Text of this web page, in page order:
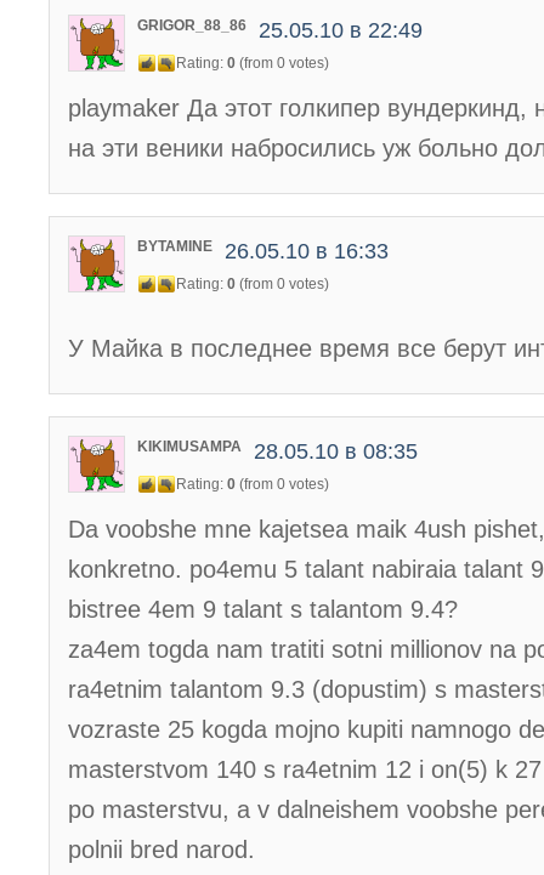
GRIGOR_88_86 25.05.10 в 22:49
Rating: 0 (from 0 votes)
playmaker Да этот голкипер вундеркинд,
на эти веники набросились уж больно
BYTAMINE 26.05.10 в 16:33
Rating: 0 (from 0 votes)
У Майка в последнее время все берут
KIKIMUSAMPA 28.05.10 в 08:35
Rating: 0 (from 0 votes)
Da voobshe mne kajetsea maik 4ush
konkretno. po4emu 5 talant nabiraia talant
bistree 4em 9 talant s talantom 9.4?
za4em togda nam tratiti sotni millionov na
ra4etnim talantom 9.3 (dopustim) s
vozraste 25 kogda mojno kupiti namnogo
masterstvom 140 s ra4etnim 12 i on(5) k
po masterstvu, a v dalneishem voobshe
polnii bred narod.